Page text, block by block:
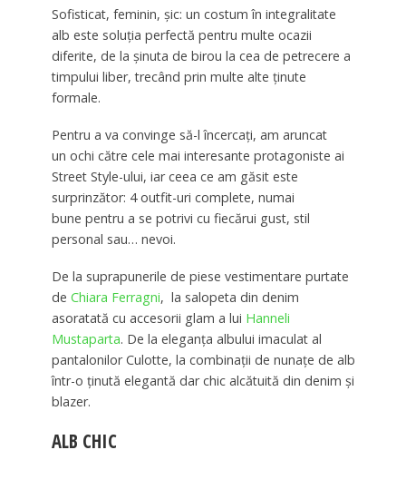
Sofisticat, feminin, șic: un costum în integralitate
alb este soluția perfectă pentru multe ocazii
diferite, de la șinuta de birou la cea de petrecere a
timpului liber, trecând prin multe alte ținute
formale.
Pentru a va convinge să-l încercați, am aruncat
un ochi către cele mai interesante protagoniste ai
Street Style-ului, iar ceea ce am găsit este
surprinzător: 4 outfit-uri complete, numai
bune pentru a se potrivi cu fiecărui gust, stil
personal sau… nevoi.
De la suprapunerile de piese vestimentare purtate
de Chiara Ferragni, la salopeta din denim
asoratată cu accesorii glam a lui Hanneli
Mustaparta. De la eleganța albului imaculat al
pantalonilor Culotte, la combinații de nunațe de alb
într-o ținută elegantă dar chic alcătuită din denim și
blazer.
ALB CHIC